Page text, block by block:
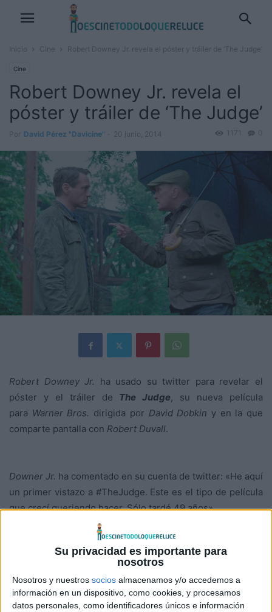
Su privacidad es importante para
nosotros
Nosotros y nuestros socios almacenamos y/o accedemos a
información en un dispositivo, como cookies, y procesamos
datos personales, como identificadores únicos e información
Inicio Cine Robert Downey Jr. revela el póster y tráiler de ‘The Judge’
Cine
Robert Downey Jr. revela el
póster y tráiler de ‘The Judge’
Por David Pérez "Davicine" 20 junio, 2014 0
1171
Robert Downey Jr.
ha usado su twitter para revelar el
póster y el tráiler de The Judge, su nueva película
para Warner Bros. dirigida por David Dobkin y en la que
comparte pantalla con Robert Duvall.
Downer Jr. ha comentado en su cuenta de twitter: «He aquí
un primer vistazo a #TheJudge. Este es el tipo de película
que crecí queriendo hacer. Sólo tardé 49 años».
The Judge se nos cuenta la historia del abogado Hank
tras la muerte de su madre. Entonces se entera que su
padre, el juez de la ciudad (Duvall), es sospechoso de